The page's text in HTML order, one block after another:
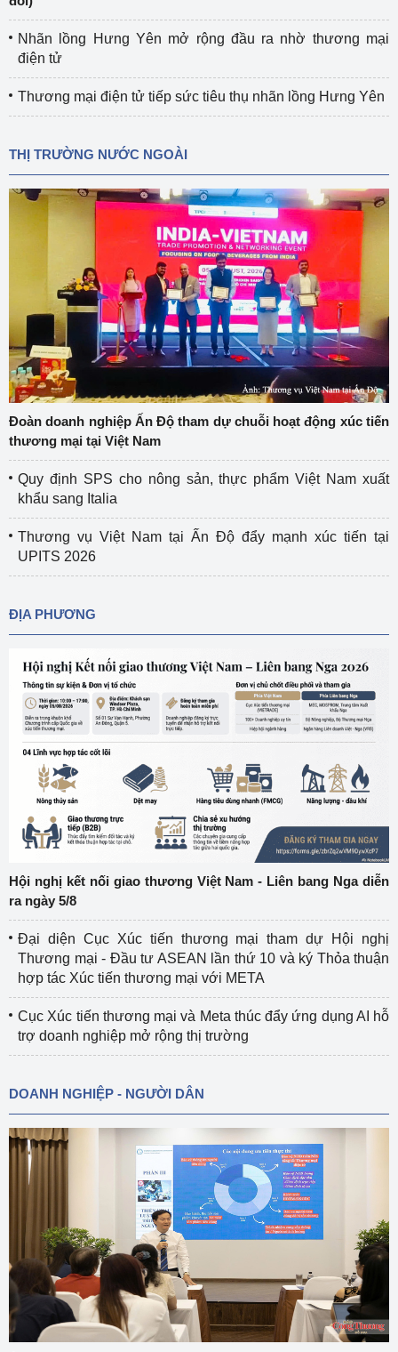
Nhãn lồng Hưng Yên mở rộng đầu ra nhờ thương mại
điện tử
Thương mại điện tử tiếp sức tiêu thụ nhãn lồng Hưng Yên
THỊ TRƯỜNG NƯỚC NGOÀI
Đoàn doanh nghiệp Ấn Độ tham dự chuỗi hoạt động xúc tiến
thương mại tại Việt Nam
Quy định SPS cho nông sản, thực phẩm Việt Nam xuất
khẩu sang Italia
Thương vụ Việt Nam tại Ấn Độ đẩy mạnh xúc tiến tại
UPITS 2026
ĐỊA PHƯƠNG
Hội nghị kết nối giao thương Việt Nam - Liên bang Nga diễn
ra ngày 5/8
Đại diện Cục Xúc tiến thương mại tham dự Hội nghị
Thương mại - Đầu tư ASEAN lần thứ 10 và ký Thỏa thuận
hợp tác Xúc tiến thương mại với META
Cục Xúc tiến thương mại và Meta thúc đẩy ứng dụng AI hỗ
trợ doanh nghiệp mở rộng thị trường
DOANH NGHIỆP - NGƯỜI DÂN